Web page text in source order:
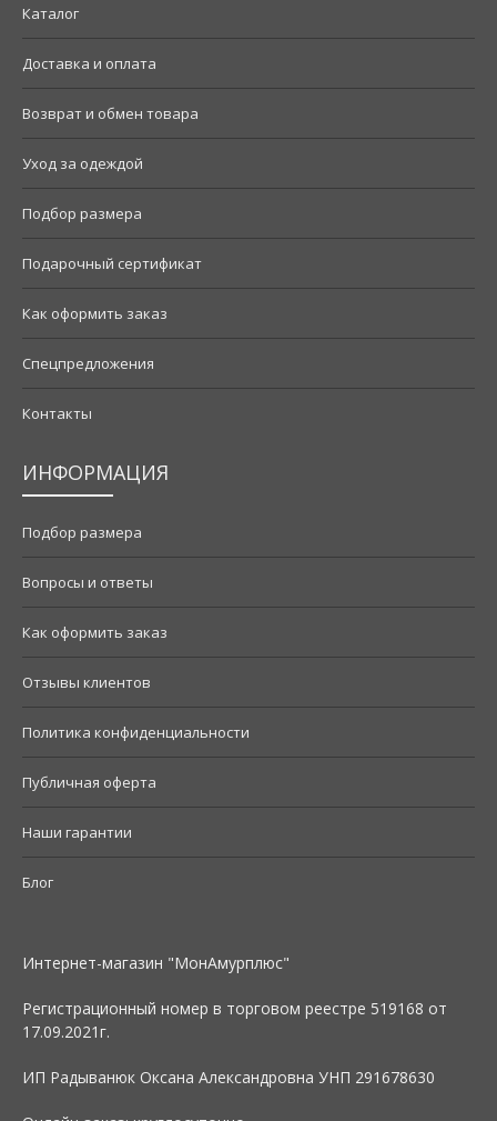
Каталог
Доставка и оплата
Возврат и обмен товара
Уход за одеждой
Подбор размера
Подарочный сертификат
Как оформить заказ
Спецпредложения
Контакты
ИНФОРМАЦИЯ
Подбор размера
Вопросы и ответы
Как оформить заказ
Отзывы клиентов
Политика конфиденциальности
Публичная оферта
Наши гарантии
Блог
Интернет-магазин "МонАмурплюс"
Регистрационный номер в торговом реестре 519168 от
17.09.2021г.
ИП Радыванюк Оксана Александровна УНП 291678630